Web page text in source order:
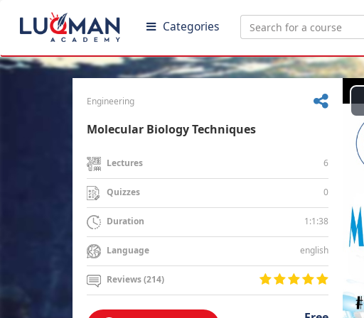
Categories
Engineering
Molecular Biology Techniques
Lectures 6
Quizzes 0
Duration 1:1:38
Language english
Reviews (214)